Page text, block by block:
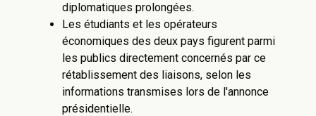
diplomatiques prolongées.
Les étudiants et les opérateurs
économiques des deux pays figurent parmi
les publics directement concernés par ce
rétablissement des liaisons, selon les
informations transmises lors de l'annonce
présidentielle.